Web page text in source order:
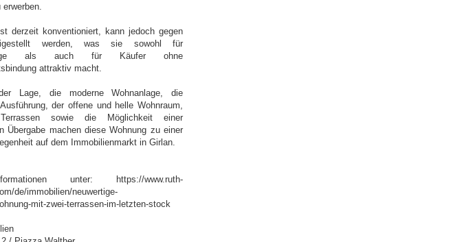
derzeit konventioniert, kann jedoch gegen
werden, was sie sowohl für
als auch für Käufer ohne
attraktiv macht.
Lage, die moderne Wohnanlage, die
der offene und helle Wohnraum,
sowie die Möglichkeit einer
Übergabe machen diese Wohnung zu einer
auf dem Immobilienmarkt in Girlan.
unter: https://www.ruth-
de/immobilien/neuwertige-
mit-zwei-terrassen-im-letzten-stock